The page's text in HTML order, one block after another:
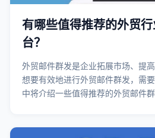
有哪些值得推荐的外贸
台？
外贸邮件群发是企业拓展市场、提
想要有效地进行外贸邮件群发，需
中将介绍一些值得推荐的外贸邮件